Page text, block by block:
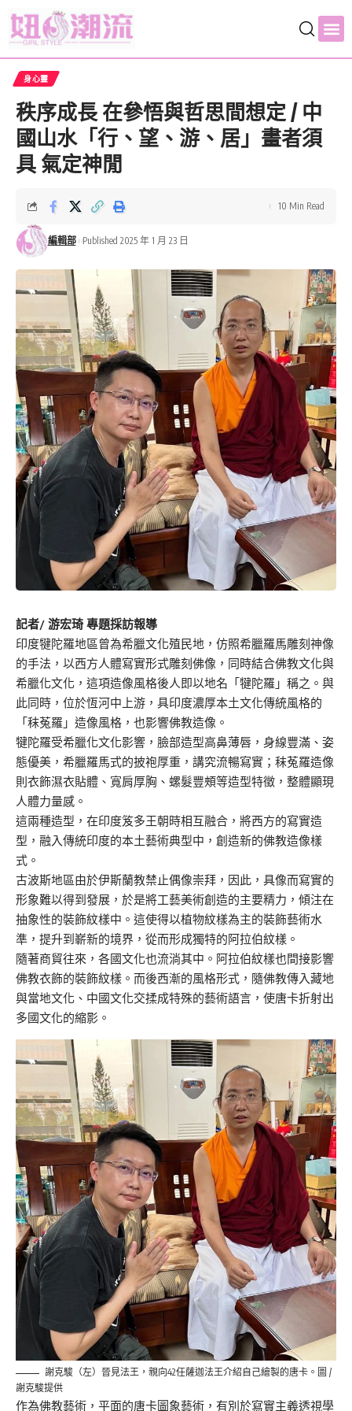
身心靈
秩序成長 在參悟與哲思間想定 / 中
國山水「行、望、游、居」畫者須
具 氣定神閒
編輯部 Published 2025 年 1 月 23 日
10 Min Read
記者/ 游宏琦 專題採訪報導
印度犍陀羅地區曾為希臘文化殖民地，仿照希臘羅馬雕刻神像
的手法，以西方人體寫實形式雕刻佛像，同時結合佛教文化與
希臘化文化，這項造像風格後人即以地名「犍陀羅」稱之。與
此同時，位於恆河中上游，具印度濃厚本土文化傳統風格的
「秣菟羅」造像風格，也影響佛教造像。
犍陀羅受希臘化文化影響，臉部造型高鼻薄唇，身線豐滿、姿
態優美，希臘羅馬式的披袍厚重，講究流暢寫實；秣菟羅造像
則衣飾濕衣貼體、寬肩厚胸、螺髮豐頰等造型特徵，整體顯現
人體力量感。
這兩種造型，在印度笈多王朝時相互融合，將西方的寫實造
型，融入傳統印度的本土藝術典型中，創造新的佛教造像樣
式。
古波斯地區由於伊斯蘭教禁止偶像崇拜，因此，具像而寫實的
形象難以得到發展，於是將工藝美術創造的主要精力，傾注在
抽象性的裝飾紋樣中。這使得以植物紋樣為主的裝飾藝術水
準，提升到嶄新的境界，從而形成獨特的阿拉伯紋樣。
隨著商貿往來，各國文化也流淌其中。阿拉伯紋樣也間接影響
佛教衣飾的裝飾紋樣。而後西漸的風格形式，隨佛教傳入藏地
與當地文化、中國文化交揉成特殊的藝術語言，使唐卡折射出
多國文化的縮影。
謝克駿（左）晉見法王，親向42任薩迦法王介紹自己繪製的唐卡。圖 /
謝克駿提供
作為佛教藝術，平面的唐卡圖象藝術，有別於寫實主義透視學